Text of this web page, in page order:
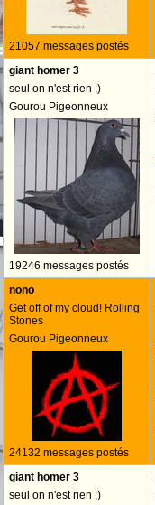
21057 messages postés
giant homer 3
seul on n'est rien ;)
Gourou Pigeonneux
19246 messages postés
nono
Get off of my cloud! Rolling
Stones
Gourou Pigeonneux
24132 messages postés
giant homer 3
seul on n'est rien ;)